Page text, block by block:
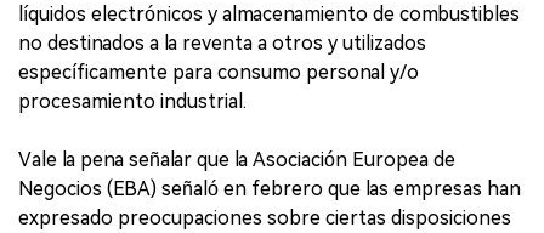
líquidos electrónicos y almacenamiento de combustibles
no destinados a la reventa a otros y utilizados
específicamente para consumo personal y/o
procesamiento industrial.
Vale la pena señalar que la Asociación Europea de
Negocios (EBA) señaló en febrero que las empresas han
expresado preocupaciones sobre ciertas disposiciones